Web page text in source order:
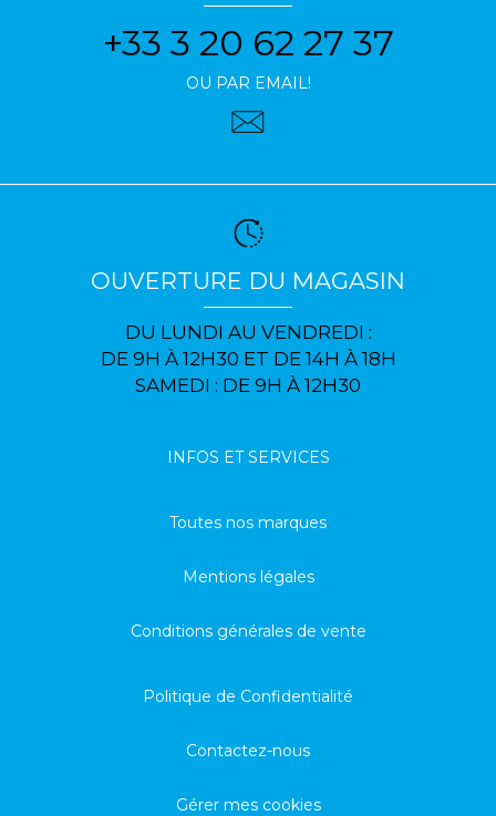
+33 3 20 62 27 37
OU PAR EMAIL!
OUVERTURE DU MAGASIN
DU LUNDI AU VENDREDI :
DE 9H À 12H30 ET DE 14H À 18H
SAMEDI : DE 9H À 12H30
INFOS ET SERVICES
Toutes nos marques
Mentions légales
Conditions générales de vente
Politique de Confidentialité
Contactez-nous
Gérer mes cookies